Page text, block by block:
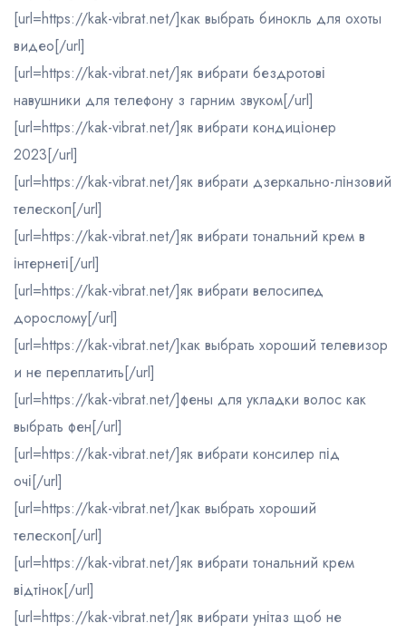
[url=https://kak-vibrat.net/]как выбрать бинокль для охоты
видео[/url]
[url=https://kak-vibrat.net/]як вибрати бездротові
навушники для телефону з гарним звуком[/url]
[url=https://kak-vibrat.net/]як вибрати кондиціонер
2023[/url]
[url=https://kak-vibrat.net/]як вибрати дзеркально-лінзовий
телескоп[/url]
[url=https://kak-vibrat.net/]як вибрати тональний крем в
інтернеті[/url]
[url=https://kak-vibrat.net/]як вибрати велосипед
дорослому[/url]
[url=https://kak-vibrat.net/]как выбрать хороший телевизор
и не переплатить[/url]
[url=https://kak-vibrat.net/]фены для укладки волос как
выбрать фен[/url]
[url=https://kak-vibrat.net/]як вибрати консилер під
очі[/url]
[url=https://kak-vibrat.net/]как выбрать хороший
телескоп[/url]
[url=https://kak-vibrat.net/]як вибрати тональний крем
відтінок[/url]
[url=https://kak-vibrat.net/]як вибрати унітаз щоб не